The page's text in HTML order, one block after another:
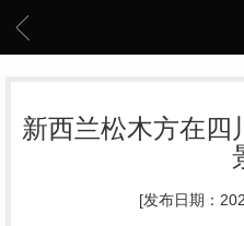
新西兰松木方在四
[发布日期：